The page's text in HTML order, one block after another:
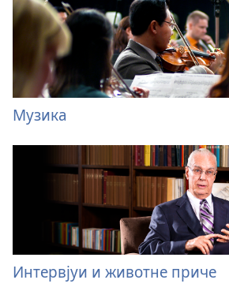
Музика
Интервјуи и животне приче